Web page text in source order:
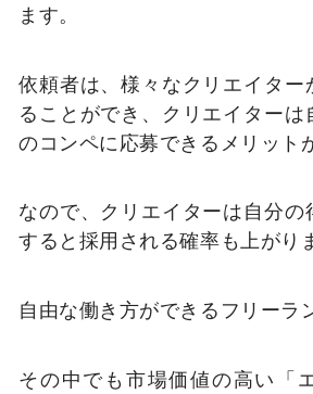
ます。
依頼者は、様々なクリエイター
ることができ、クリエイターは
のコンペに応募できるメリット
なので、クリエイターは自分の
すると採用される確率も上がり
自由な働き方ができるフリーラ
その中でも市場価値の高い「